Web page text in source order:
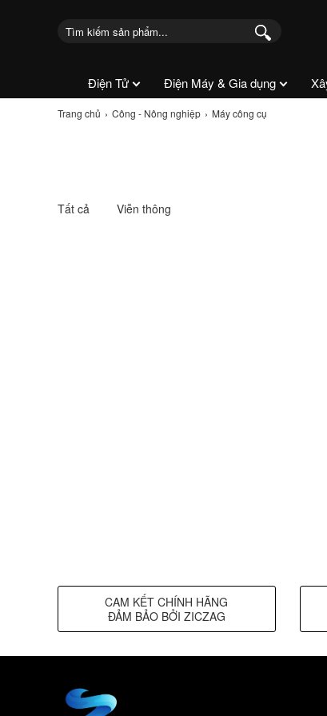
Điện Tử Điện Máy & Gia dụng
Trang chủ Công - Nông nghiệp Máy công cụ
Tất cả Viễn thông
CAM KẾT CHÍNH HÃNG
ĐẢM BẢO BỞI ZICZAG